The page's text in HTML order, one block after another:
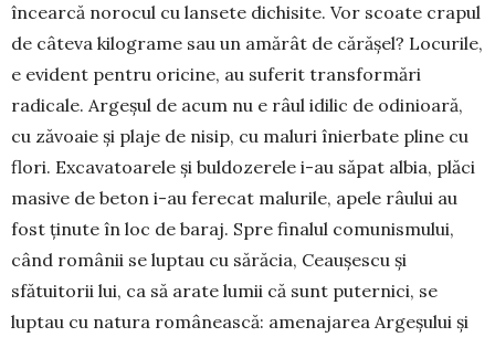
încearcă no­rocul cu lansete dichisite. Vor scoa­te crapul
de câteva kilo­gra­me sau un amărât de cărășel? Locu­rile,
e evident pentru oricine, au su­ferit trans­formări
radicale. Argeșul de acum nu e râul idilic de odinioară,
cu zăvoaie și plaje de nisip, cu maluri în­ierbate pline cu
flori. Exca­va­toa­rele și buldozerele i-au săpat al­bia, plăci
masive de beton i-au ferecat malurile, apele râului au
fost ținute în loc de baraj. Spre finalul comunis­mului,
când românii se luptau cu sărăcia, Ceaușescu și
sfătuitorii lui, ca să arate lumii că sunt puternici, se
luptau cu natura românească: ame­najarea Argeșului și